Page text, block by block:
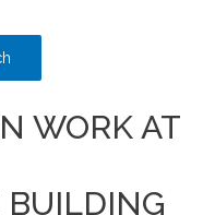
WORK AT